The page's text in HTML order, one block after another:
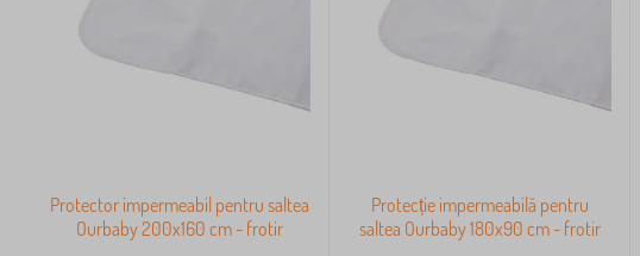
Protector impermeabil pentru saltea
Ourbaby 200x160 cm - frotir
Protecție impermeabilă pentru
saltea Ourbaby 180x90 cm - frotir